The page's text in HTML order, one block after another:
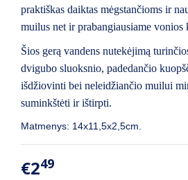
praktiškas daiktas mėgstančioms ir
muilus net ir prabangiausiame
Šios gerą vandens nutekėjimą
dvigubo sluoksnio, padedančio
išdžiovinti bei neleidžiančio muilui
suminkštėti ir ištirpti.
Matmenys: 14x11,5x2,5cm.
€249